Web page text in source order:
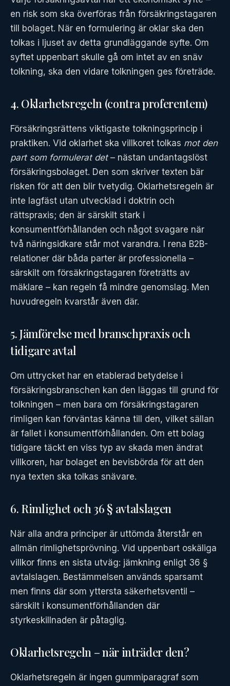
en risk som ska överföras från försäkringstagaren
till bolaget. När en formulering är oklar ska den
tolkas i ljuset av detta grundläggande syfte. Om
syftet uppenbart skulle gå om intet av en snäv
tolkning, ska den vidare tolkningen ges företräde.
4. Oklarhetsregeln (contra proferentem)
Försäkringsrättens viktigaste tolkningsprincip i
praktiken. Vid oklarhet ska villkoret tolkas mot den
part som formulerat det– nästan undantagslöst
försäkringsbolaget. Den som skriver texten bär
risken för att den blir tvetydig. Oklarhetsregeln är
inte lagfäst utan utvecklad i doktrin och
rättspraxis; den är särskilt stark i
konsumentförhållanden och något svagare när
två näringsidkare står mot varandra. I rena B2B-
relationer där båda parter är professionella –
särskilt om försäkringstagaren företrätts av
mäklare – kan regeln få mindre genomslag. Men
huvudregeln kvarstår även där.
5. Jämförelse med branschpraxis och
tidigare avtal
Om uttrycket har en etablerad betydelse i
försäkringsbranschen kan den läggas till grund för
tolkningen – men bara om försäkringstagaren
rimligen kan förväntas känna till den, vilket sällan
är fallet i konsumentförhållanden. Om ett bolag
tidigare täckt en viss typ av skada men ändrat
villkoren, har bolaget en bevisbörda för att den
nya texten ska tolkas snävare.
6. Rimlighet och 36 § avtalslagen
När alla andra principer är uttömda återstår en
allmän rimlighetsprövning. Vid uppenbart oskäliga
villkor finns en sista utväg: jämkning enligt 36 §
avtalslagen. Bestämmelsen används sparsamt
men finns där som yttersta säkerhetsventil –
särskilt i konsumentförhållanden där
styrkeskillnaden är påtaglig.
Oklarhetsregeln – när inträder den?
Oklarhetsregeln är ingen gummiparagraf som